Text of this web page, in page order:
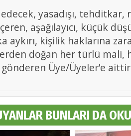
yasadışı, tehditkar,
aşağılayıcı, küçük
aykırı, kişilik haklarına
doğan her türlü mali,
Üye/Üyeler’e
BUNLARI DA